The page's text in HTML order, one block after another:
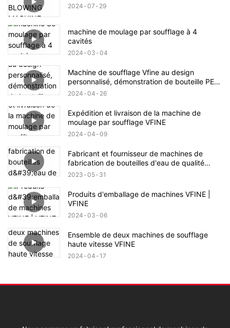
2024 07 29
machine de moulage par soufflage à 4
cavités
2024 03 04
Machine de soufflage Vfine au design
personnalisé, démonstration de bouteille PET
en plastique
2024 04 26
Expédition et livraison de la machine de
moulage par soufflage VFINE
2024 04 09
Fabricant et fournisseur de machines de
fabrication de bouteilles d'eau de qualité
supérieure - Usine Vfine
2023 05 31
Produits d'emballage de machines VFINE |
VFINE
2024 03 06
Ensemble de deux machines de soufflage
haute vitesse VFINE
2024 04 17